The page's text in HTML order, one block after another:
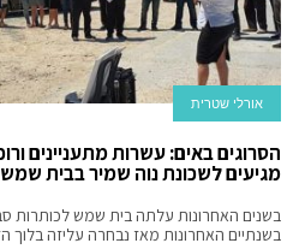
אורלי שטרית
הסרוגים באים: עשרות מתעניינים
מגיעים לשכונת נוה שמיר בבית שמש
בשנים האחרונות עלתה בית שמש לכותרות
בשנתיים האחרונות מאז נבחרה עליזה בלוך